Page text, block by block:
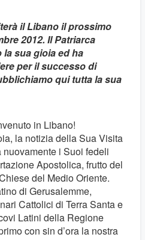
il Libano il prossimo
2012. Il Patriarca
la sua gioia ed ha
per il successo di
qui tutta la sua
in Libano!
la notizia della Sua Visita
i Suoi fedeli
Apostolica, frutto del
del Medio Oriente.
di Gerusalemme,
Cattolici di Terra Santa e
Latini della Regione
con sin d’ora la nostra